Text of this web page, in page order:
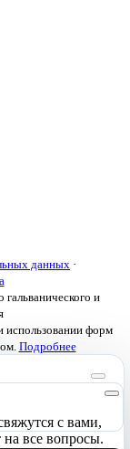
данных ·
и
использовании форм
Подробнее
с вами,
на все вопросы.
работы
Яндекс.Метрики